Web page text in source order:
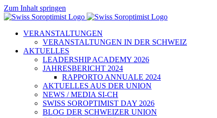
Zum Inhalt springen
VERANSTALTUNGEN
VERANSTALTUNGEN IN DER SCHWEIZ
AKTUELLES
LEADERSHIP ACADEMY 2026
JAHRESBERICHT 2024
RAPPORTO ANNUALE 2024
AKTUELLES AUS DER UNION
NEWS / MEDIA SI-CH
SWISS SOROPTIMIST DAY 2026
BLOG DER SCHWEIZER UNION